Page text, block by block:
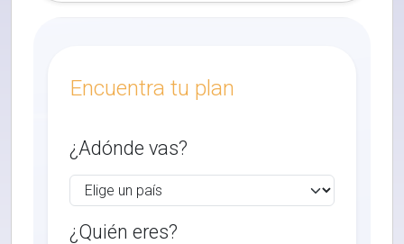
Encuentra tu plan
¿Adónde vas?
¿Quién eres?